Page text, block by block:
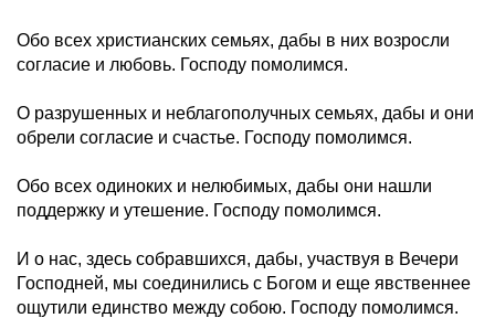
Обо всех христианских семьях, дабы в них возросли
согласие и любовь. Господу помолимся.
О разрушенных и неблагополучных семьях, дабы и они
обрели согласие и счастье. Господу помолимся.
Обо всех одиноких и нелюбимых, дабы они нашли
поддержку и утешение. Господу помолимся.
И о нас, здесь собравшихся, дабы, участвуя в Вечери
Господней, мы соединились с Богом и еще явственнее
ощутили единство между собою. Господу помолимся.